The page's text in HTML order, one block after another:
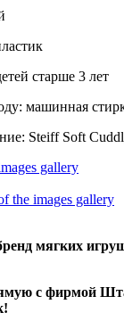
старше 3 лет
машинная
Steiff Soft
gallery
the images gallery
мягких
с фирмой